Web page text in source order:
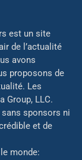
est un site
de l’actualité
avons
proposons de
Les
Group, LLC.
sponsors ni
et de
monde: